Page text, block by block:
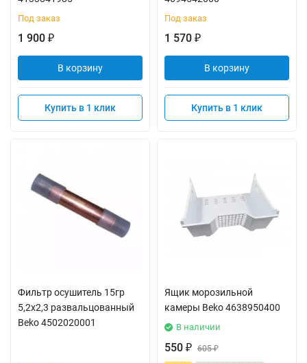
Под заказ
1 900 ₽
В корзину
Купить в 1 клик
Под заказ
1 570 ₽
В корзину
Купить в 1 клик
Фильтр осушитель 15гр
5,2x2,3 развальцованный
Beko 4502020001
Ящик морозильной
камеры Beko 4638950400
В наличии
550 ₽ 605₽